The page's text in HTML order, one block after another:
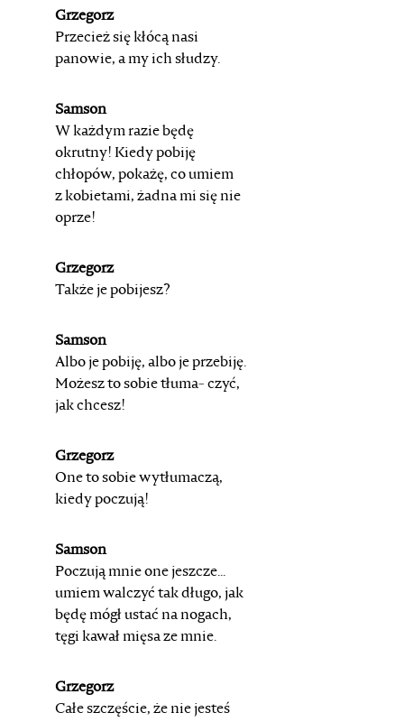
Grzegorz
Przecież się kłócą nasi
panowie, a my ich słudzy.
Samson
W każdym razie będę
okrutny! Kiedy pobiję
chłopów, pokażę, co umiem
z kobietami, żadna mi się nie
oprze!
Grzegorz
Także je pobijesz?
Samson
Albo je pobiję, albo je przebiję.
Możesz to sobie tłuma- czyć,
jak chcesz!
Grzegorz
One to sobie wytłumaczą,
kiedy poczują!
Samson
Poczują mnie one jeszcze...
umiem walczyć tak długo, jak
będę mógł ustać na nogach,
tęgi kawał mięsa ze mnie.
Grzegorz
Całe szczęście, że nie jesteś